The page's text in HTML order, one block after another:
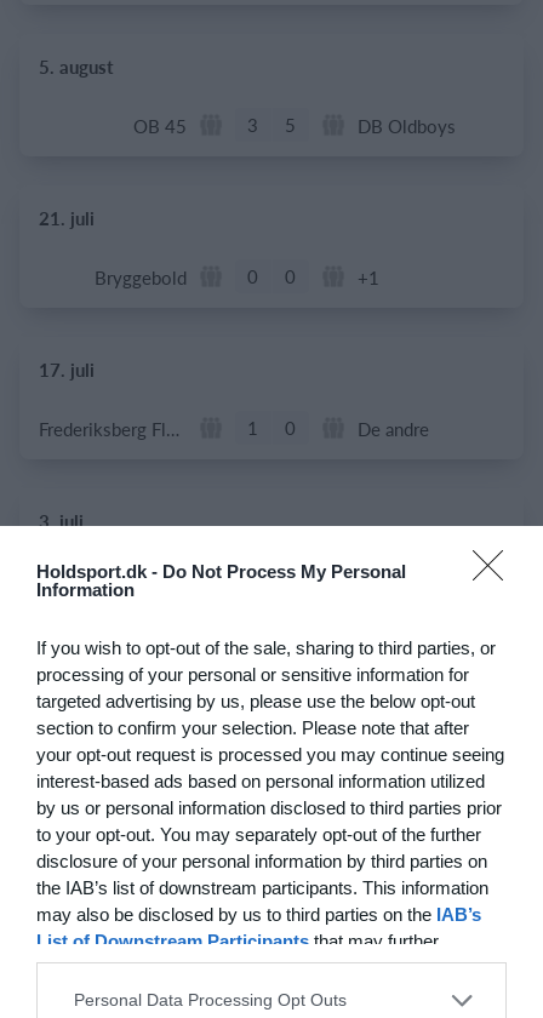
Holdsport.dk - Do Not Process My Personal
Information
If you wish to opt-out of the sale, sharing to third parties, or
processing of your personal or sensitive information for
targeted advertising by us, please use the below opt-out
section to confirm your selection. Please note that after
your opt-out request is processed you may continue seeing
interest-based ads based on personal information utilized
by us or personal information disclosed to third parties prior
to your opt-out. You may separately opt-out of the further
disclosure of your personal information by third parties on
the IAB’s list of downstream participants. This information
may also be disclosed by us to third parties on the IAB’s
List of Downstream Participants that may further
disclose it to other third parties.
Personal Data Processing Opt Outs
5. august
OB 45 3 5 DB Oldboys
21. juli
Bryggebold 0 0 +1
17. juli
Frederiksberg Floorball Fighters 1 0 De andre
3. juli
Helsingør If Senior 10 0 Test
28. juni
U15 piger 0 0 Næstved
25. juni
B1909 0 1 ABB Veteran
Dame Senior 1 1 Greve